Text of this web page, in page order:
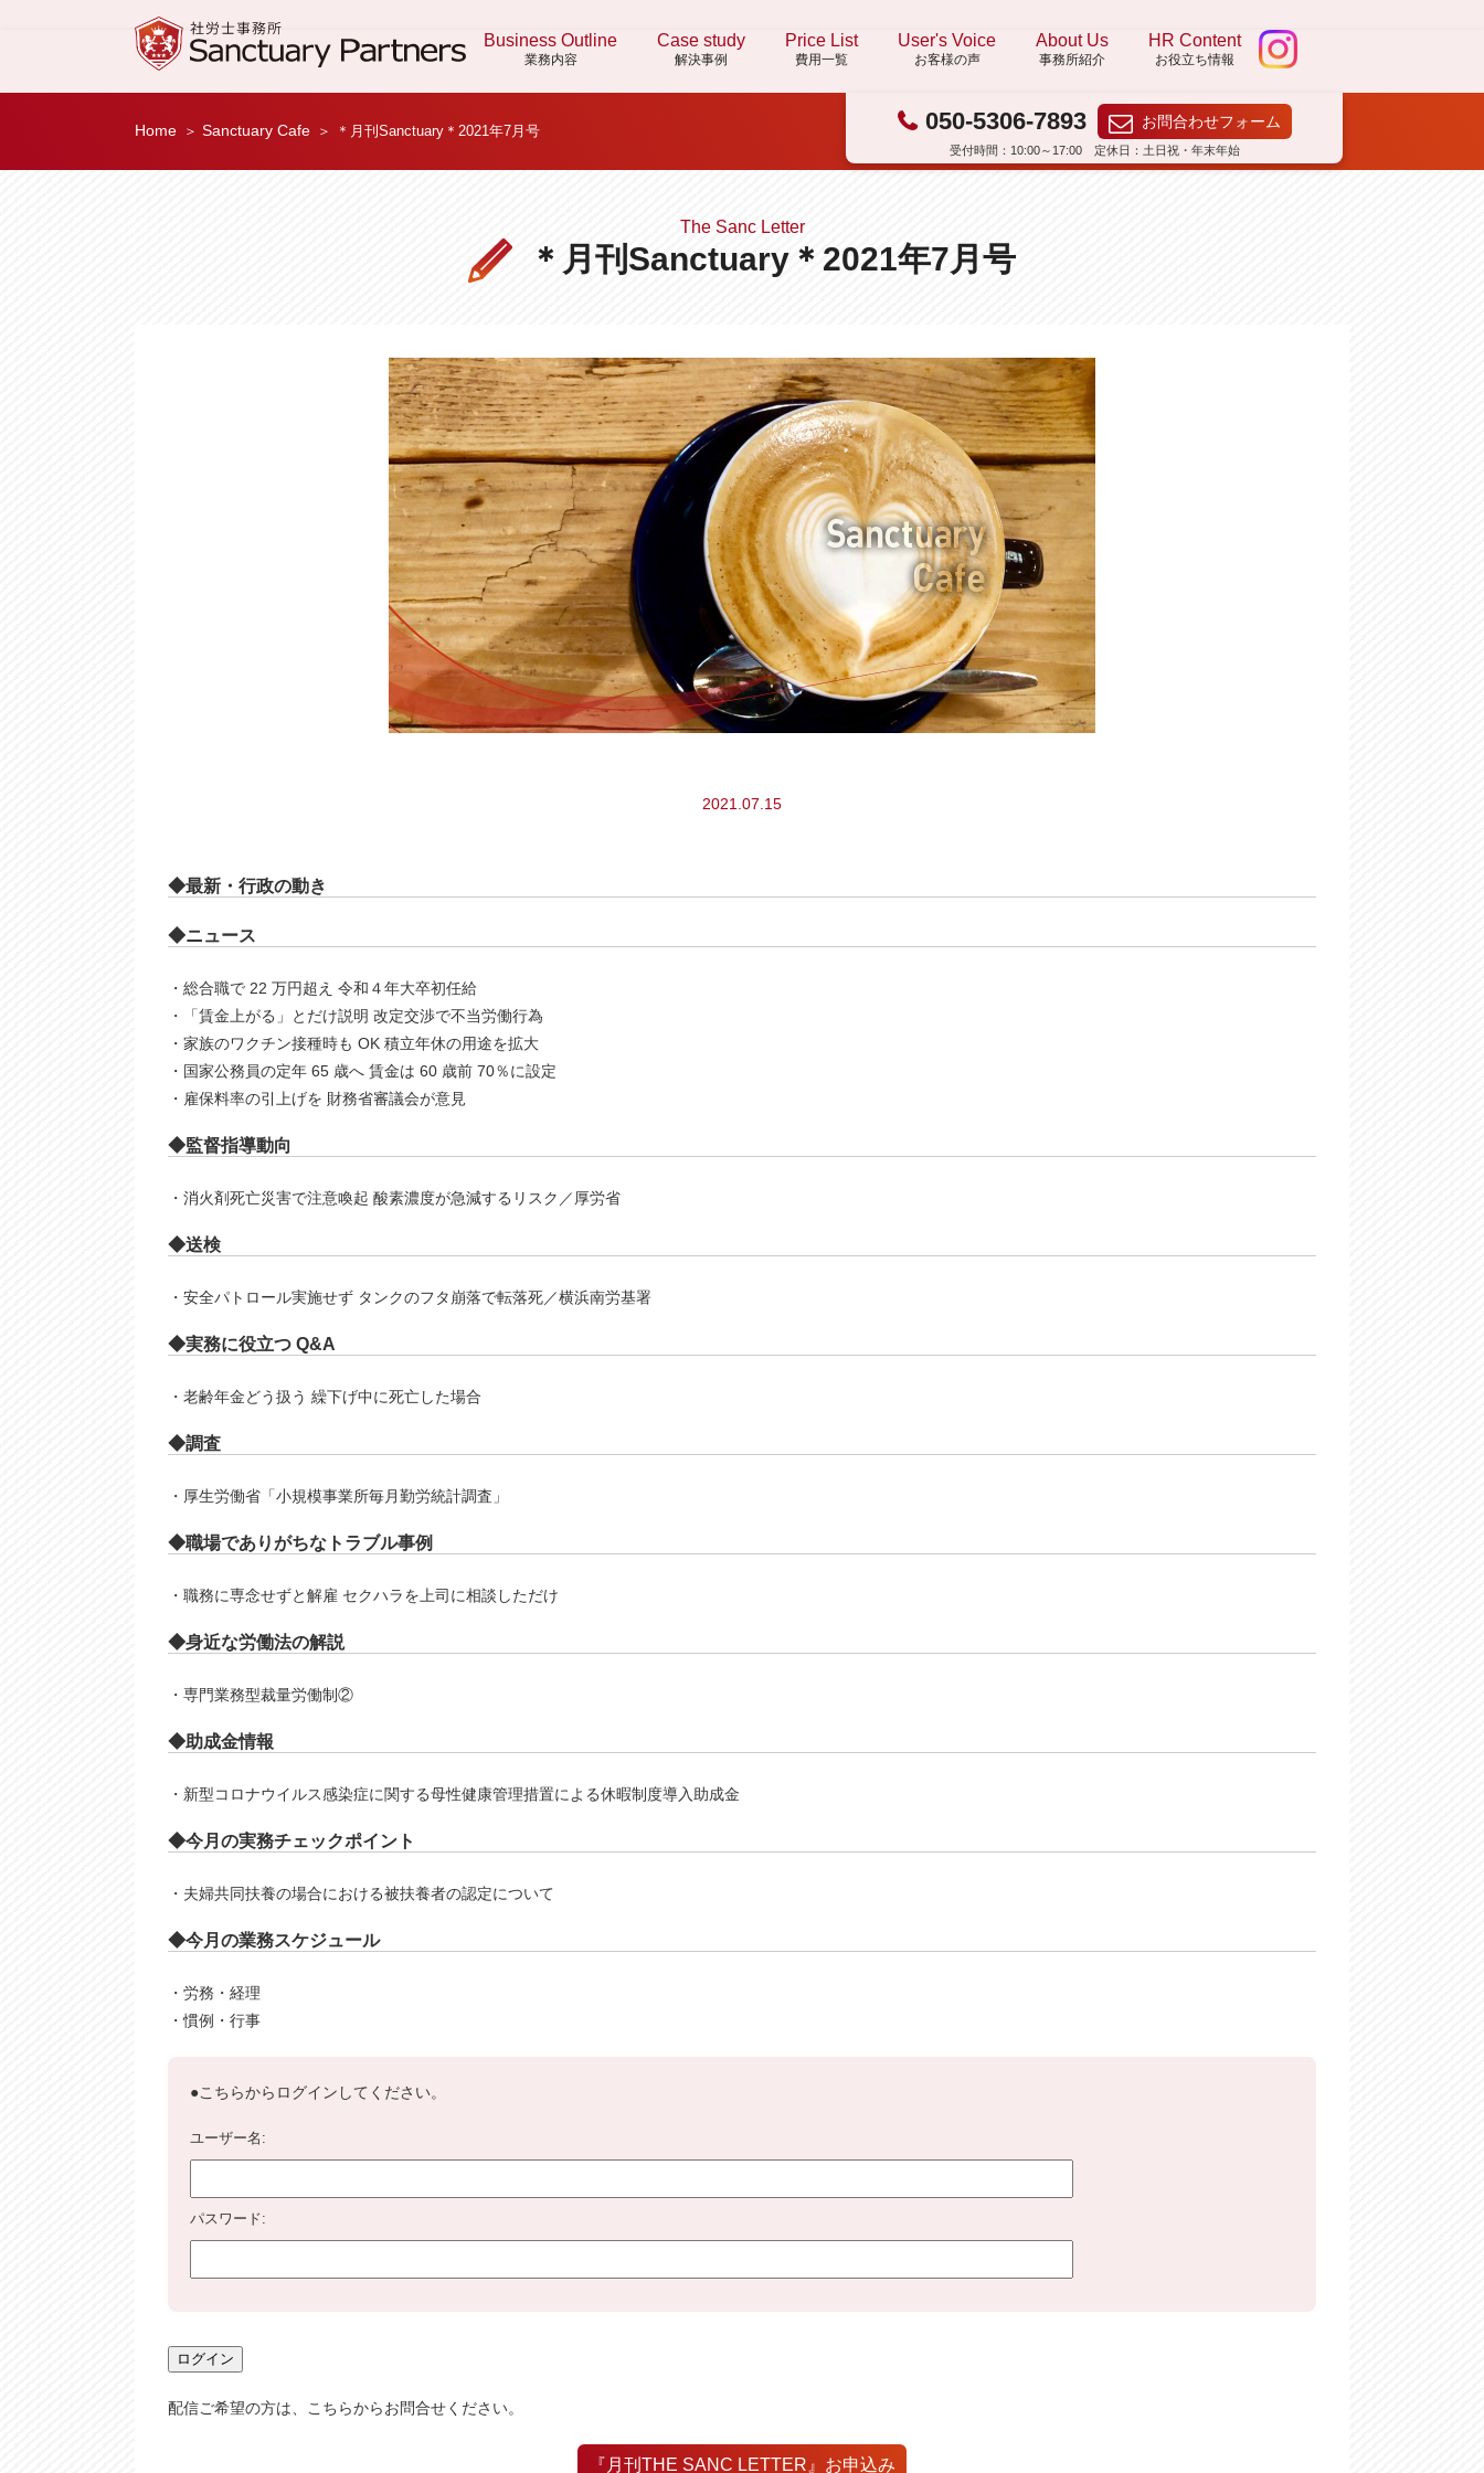
Business Outline
業務内容
Case study
解決事例
Price List
費用一覧
User's Voice
お客様の声
About Us
事務所紹介
HR Content
お役立ち情報
050-5306-7893 お問合わせフォーム
受付時間：10:00～17:00 定休日：土日祝・年末年始
Home Sanctuary Cafe ＊月刊Sanctuary＊2021年7月号
The Sanc Letter
＊月刊Sanctuary＊2021年7月号
2021.07.15
◆最新・⾏政の動き
◆ニュース
・総合職で 22 万円超え 令和４年大卒初任給
・「賃金上がる」とだけ説明 改定交渉で不当労働行為
・家族のワクチン接種時も OK 積立年休の用途を拡大
・国家公務員の定年 65 歳へ 賃金は 60 歳前 70％に設定
・雇保料率の引上げを 財務省審議会が意見
◆監督指導動向
・消火剤死亡災害で注意喚起 酸素濃度が急減するリスク／厚労省
◆送検
・安全パトロール実施せず タンクのフタ崩落で転落死／横浜南労基署
◆実務に役⽴つ Q&A
・老齢年金どう扱う 繰下げ中に死亡した場合
◆調査
・厚生労働省「小規模事業所毎月勤労統計調査」
◆職場でありがちなトラブル事例
・職務に専念せずと解雇 セクハラを上司に相談しただけ
◆⾝近な労働法の解説
・専門業務型裁量労働制②
◆助成⾦情報
・新型コロナウイルス感染症に関する母性健康管理措置による休暇制度導入助成金
◆今⽉の実務チェックポイント
・夫婦共同扶養の場合における被扶養者の認定について
◆今⽉の業務スケジュール
・労務・経理
・慣例・⾏事
●こちらからログインしてください。
ユーザー名:
パスワード:
配信ご希望の方は、こちらからお問合せください。
『月刊THE SANC LETTER』お申込み